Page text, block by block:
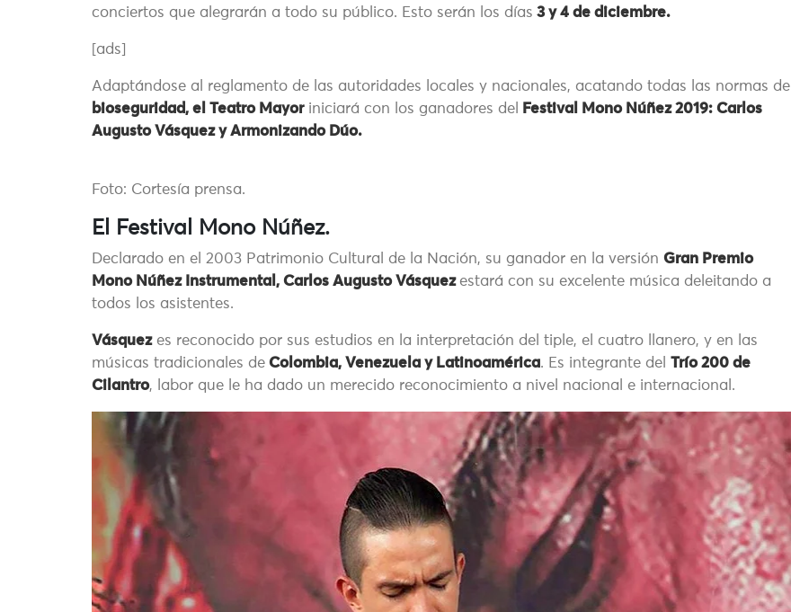
conciertos que alegrarán a todo su público. Esto serán los días 3 y 4 de diciembre.
[ads]
Adaptándose al reglamento de las autoridades locales y nacionales, acatando todas las normas de
bioseguridad, el Teatro Mayoriniciará con los ganadores del
Festival Mono Núñez 2019: Carlos
Augusto Vásquez y Armonizando Dúo.
Foto: Cortesía prensa.
El Festival Mono Núñez.
Declarado en el 2003 Patrimonio Cultural de la Nación, su ganador en la versión Gran Premio
Mono Núñez Instrumental, Carlos Augusto Vásquezestará con su excelente música deleitando a
todos los asistentes.
Vásquezes reconocido por sus estudios en la interpretación del tiple, el cuatro llanero, y en las
músicas tradicionales de Colombia, Venezuela y Latinoamérica. Es integrante del Trío 200 de
Cilantro, labor que le ha dado un merecido reconocimiento a nivel nacional e internacional.